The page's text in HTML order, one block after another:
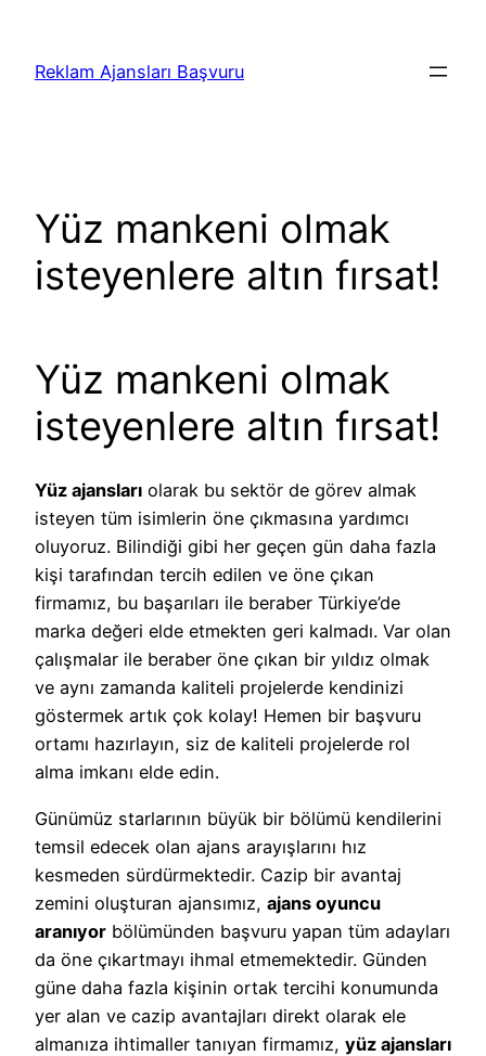
Reklam Ajansları Başvuru
Yüz mankeni olmak
isteyenlere altın fırsat!
Yüz mankeni olmak
isteyenlere altın fırsat!
Yüz ajansları olarak bu sektör de görev almak
isteyen tüm isimlerin öne çıkmasına yardımcı
oluyoruz. Bilindiği gibi her geçen gün daha fazla
kişi tarafından tercih edilen ve öne çıkan
firmamız, bu başarıları ile beraber Türkiye’de
marka değeri elde etmekten geri kalmadı. Var olan
çalışmalar ile beraber öne çıkan bir yıldız olmak
ve aynı zamanda kaliteli projelerde kendinizi
göstermek artık çok kolay! Hemen bir başvuru
ortamı hazırlayın, siz de kaliteli projelerde rol
alma imkanı elde edin.
Günümüz starlarının büyük bir bölümü kendilerini
temsil edecek olan ajans arayışlarını hız
kesmeden sürdürmektedir. Cazip bir avantaj
zemini oluşturan ajansımız, ajans oyuncu
aranıyor bölümünden başvuru yapan tüm adayları
da öne çıkartmayı ihmal etmemektedir. Günden
güne daha fazla kişinin ortak tercihi konumunda
yer alan ve cazip avantajları direkt olarak ele
almanıza ihtimaller tanıyan firmamız, yüz ajansları